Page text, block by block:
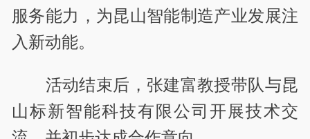
服务能力，为昆山智能制造产业发展注
入新动能。
活动结束后，张建富教授带队与昆
山标新智能科技有限公司开展技术交